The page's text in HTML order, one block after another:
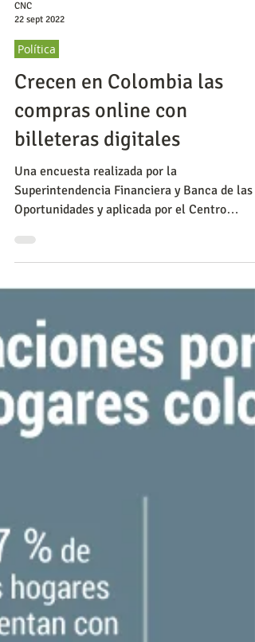
CNC
22 sept 2022
Política
Crecen en Colombia las
compras online con
billeteras digitales
Una encuesta realizada por la
Oportunidades y aplicada por el Centro
Nacional de Consultoría entr